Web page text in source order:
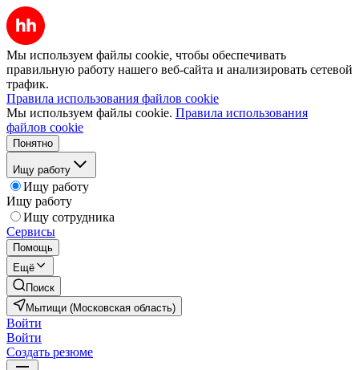
Мы используем файлы cookie, чтобы обеспечивать
правильную работу нашего веб-сайта и анализировать сетевой
трафик.
Правила использования файлов cookie
Мы используем файлы cookie. Правила использования
файлов cookie
Понятно
Ищу работу
Ищу работу
Ищу работу
Ищу сотрудника
Сервисы
Помощь
Ещё
Поиск
Мытищи (Московская область)
Войти
Войти
Создать резюме